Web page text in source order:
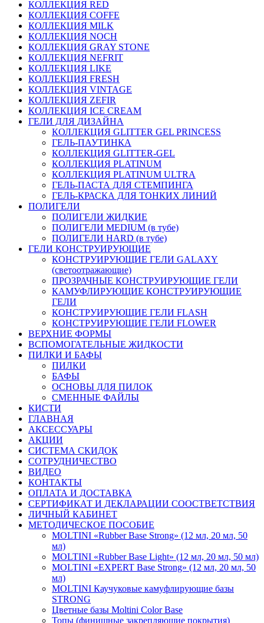
КОЛЛЕКЦИЯ RED
КОЛЛЕКЦИЯ COFFE
КОЛЛЕКЦИЯ MILK
КОЛЛЕКЦИЯ NOCH
КОЛЛЕКЦИЯ GRAY STONE
КОЛЛЕКЦИЯ NEFRIT
КОЛЛЕКЦИЯ LIKE
КОЛЛЕКЦИЯ FRESH
КОЛЛЕКЦИЯ VINTAGE
КОЛЛЕКЦИЯ ZEFIR
КОЛЛЕКЦИЯ ICE CREAM
ГЕЛИ ДЛЯ ДИЗАЙНА
КОЛЛЕКЦИЯ GLITTER GEL PRINCESS
ГЕЛЬ-ПАУТИНКА
КОЛЛЕКЦИЯ GLITTER-GEL
КОЛЛЕКЦИЯ PLATINUM
КОЛЛЕКЦИЯ PLATINUM ULTRA
ГЕЛЬ-ПАСТА ДЛЯ СТЕМПИНГА
ГЕЛЬ-КРАСКА ДЛЯ ТОНКИХ ЛИНИЙ
ПОЛИГЕЛИ
ПОЛИГЕЛИ ЖИДКИЕ
ПОЛИГЕЛИ MEDIUM (в тубе)
ПОЛИГЕЛИ HARD (в тубе)
ГЕЛИ КОНСТРУИРУЮЩИЕ
КОНСТРУИРУЮЩИЕ ГЕЛИ GALAXY
(светоотражающие)
ПРОЗРАЧНЫЕ КОНСТРУИРУЮЩИЕ ГЕЛИ
КАМУФЛИРУЮЩИЕ КОНСТРУИРУЮЩИЕ
ГЕЛИ
КОНСТРУИРУЮЩИЕ ГЕЛИ FLASH
КОНСТРУИРУЮЩИЕ ГЕЛИ FLOWER
ВЕРХНИЕ ФОРМЫ
ВСПОМОГАТЕЛЬНЫЕ ЖИДКОСТИ
ПИЛКИ И БАФЫ
ПИЛКИ
БАФЫ
ОСНОВЫ ДЛЯ ПИЛОК
СМЕННЫЕ ФАЙЛЫ
КИСТИ
ГЛАВНАЯ
АКСЕССУАРЫ
АКЦИИ
СИСТЕМА СКИДОК
СОТРУДНИЧЕСТВО
ВИДЕО
КОНТАКТЫ
ОПЛАТА И ДОСТАВКА
СЕРТИФИКАТ И ДЕКЛАРАЦИИ СООСТВЕТСТВИЯ
ЛИЧНЫЙ КАБИНЕТ
МЕТОДИЧЕСКОЕ ПОСОБИЕ
MOLTINI «Rubber Base Strong» (12 мл, 20 мл, 50
мл)
MOLTINI «Rubber Base Light» (12 мл, 20 мл, 50 мл)
MOLTINI «EXPERT Base Strong» (12 мл, 20 мл, 50
мл)
MOLTINI Каучуковые камуфлирующие базы
STRONG
Цветные базы Moltini Color Base
Топы (финишные закрепляющие покрытия)